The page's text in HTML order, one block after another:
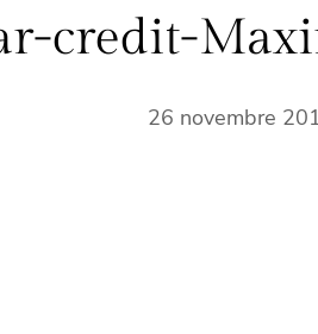
credit-
26 novembre